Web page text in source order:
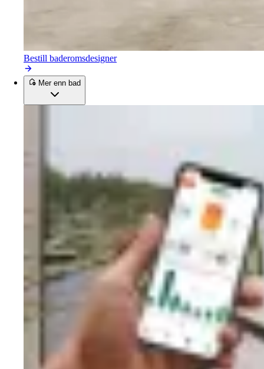
Bestill baderomsdesigner
Mer enn bad